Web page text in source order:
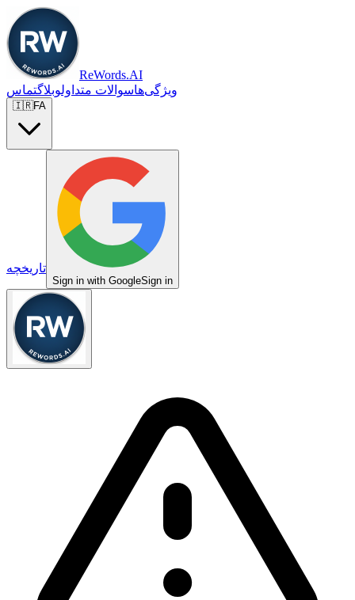
ReWords.AI
ویژگی‌هاسوالات متداولوبلاگتماس
🇮🇷FA
تاریخچه
Sign in with GoogleSign in